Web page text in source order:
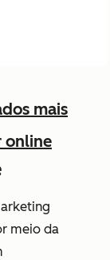
mais
online
meio da